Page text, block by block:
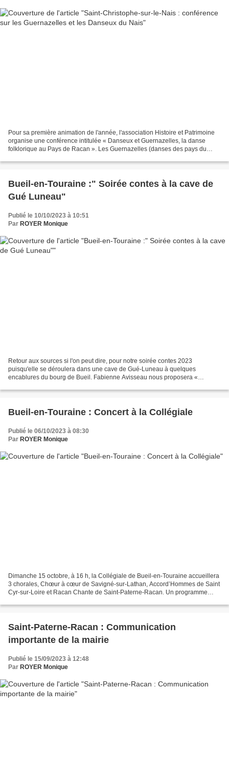
Pour sa première animation de l'année, l'association Histoire et Patrimoine
organise une conférence intitulée « Danseux et Guernazelles, la danse
folklorique au Pays de Racan ». Les Guernazelles (danses des pays du
Bueil-en-Touraine :" Soirée contes à la cave de
Gué Luneau"
Publié le 10/10/2023 à 10:51
Par ROYER Monique
Retour aux sources si l'on peut dire, pour notre soirée contes 2023
puisqu'elle se déroulera dans une cave de Gué-Luneau à quelques
encablures du bourg de Bueil. Fabienne Avisseau nous proposera «
Bueil-en-Touraine : Concert à la Collégiale
Publié le 06/10/2023 à 08:30
Par ROYER Monique
Dimanche 15 octobre, à 16 h, la Collégiale de Bueil-en-Touraine accueillera
3 chorales, Chœur à cœur de Savigné-sur-Lathan, Accord’Hommes de Saint
Cyr-sur-Loire et Racan Chante de Saint-Paterne-Racan. Un programme
Saint-Paterne-Racan : Communication
importante de la mairie
Publié le 15/09/2023 à 12:48
Par ROYER Monique